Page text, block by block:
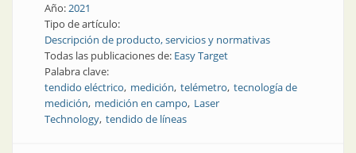
Año:2021
Tipo de artículo:
Descripción de producto, servicios y normativas
Todas las publicaciones de: Easy Target
Palabra clave:
tendido eléctrico medición telémetro tecnología de
medición medición en campo Laser
Technology tendido de líneas